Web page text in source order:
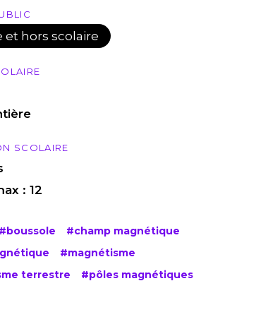
et hors scolaire
SCOLAIRE
: 12
#boussole
#champ magnétique
#magnétisme
terrestre
#pôles magnétiques